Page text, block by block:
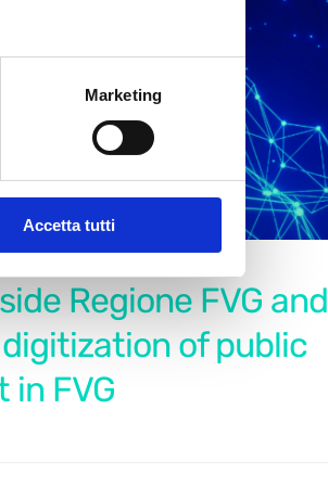
Marketing
Accetta tutti
Regione FVG and
of public
FVG